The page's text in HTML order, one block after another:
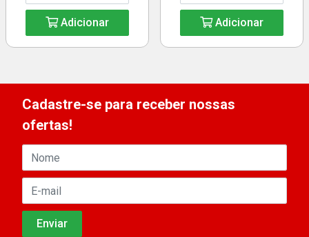
Adicionar Adicionar
Cadastre-se para receber nossas
ofertas!